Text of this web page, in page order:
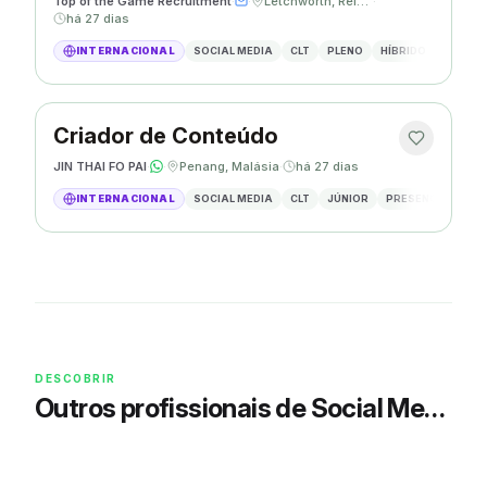
há 27 dias
INTERNACIONAL SOCIAL MEDIA CLT PLENO HÍBRIDO
Criador de Conteúdo
JIN THAI FO PAI· · Penang, Malásia· há 27 dias
INTERNACIONAL SOCIAL MEDIA CLT JÚNIOR PRESENCIAL
DESCOBRIR
Outros profissionais de Social Media